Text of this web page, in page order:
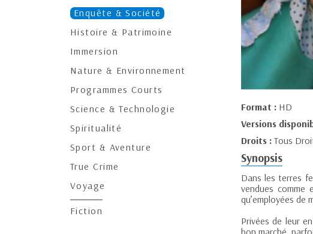
Enquête & Société
Histoire & Patrimoine
Immersion
Nature & Environnement
Programmes Courts
Science & Technologie
Spiritualité
Sport & Aventure
True Crime
Voyage
Fiction
Format : HD
Versions
Droits :Tous
Synopsis
Dans les terres
vendues comme
qu’employées de
Privées de leur